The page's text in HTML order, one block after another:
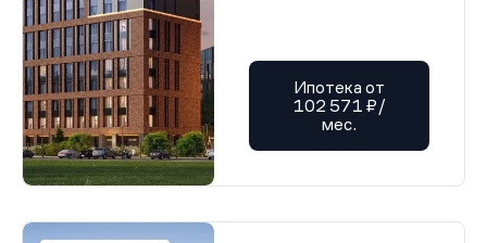
Ипотека от
102 571 ₽/
мес.